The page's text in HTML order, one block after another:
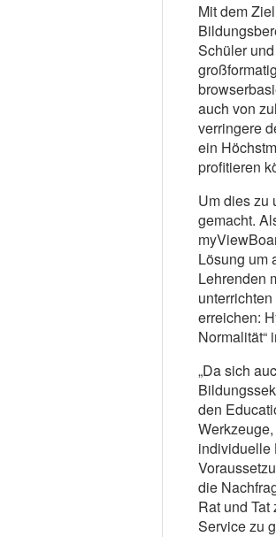
Mit dem
Schüler
auch von
verringere
ein
profitieren
Um dies zu
gemacht.
Lösung um
Lehrenden
erreichen:
Normalität“
„Da sich
den
individuelle
die
Rat und
Service zu